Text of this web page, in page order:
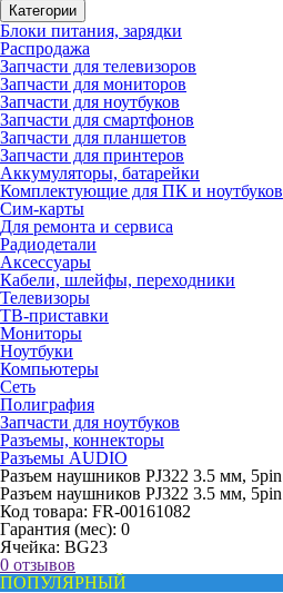
Категории
Блоки питания, зарядки
Распродажа
Запчасти для телевизоров
Запчасти для мониторов
Запчасти для ноутбуков
Запчасти для смартфонов
Запчасти для планшетов
Запчасти для принтеров
Аккумуляторы, батарейки
Комплектующие для ПК и ноутбуков
Сим-карты
Для ремонта и сервиса
Радиодетали
Аксессуары
Кабели, шлейфы, переходники
Телевизоры
ТВ-приставки
Мониторы
Ноутбуки
Компьютеры
Сеть
Полиграфия
Запчасти для ноутбуков
Разъемы, коннекторы
Разъемы AUDIO
Разъем наушников PJ322 3.5 мм, 5pin
Разъем наушников PJ322 3.5 мм, 5pin
Код товара: FR-00161082
Гарантия (мес): 0
Ячейка: BG23
0 отзывов
ПОПУЛЯРНЫЙ